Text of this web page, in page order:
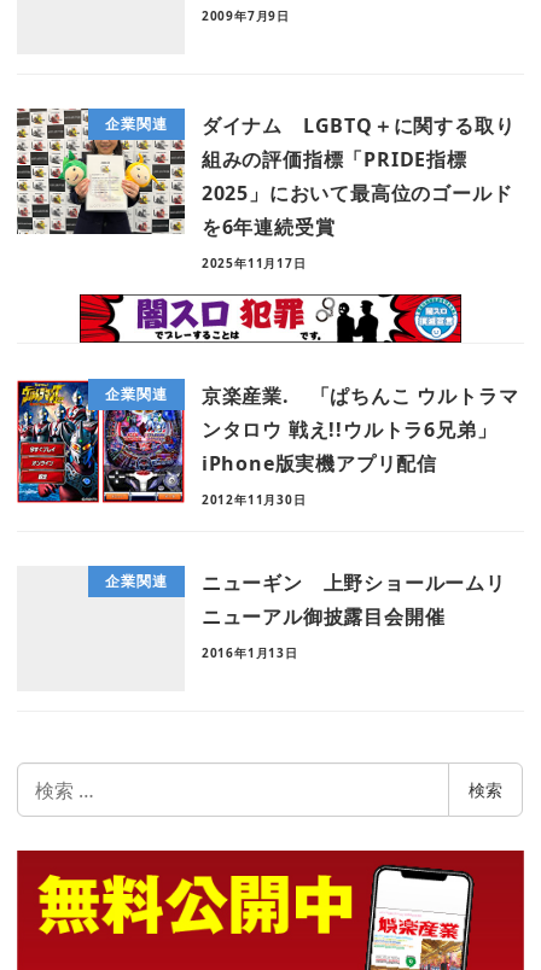
2009年7月9日
企業関連
ダイナム LGBTQ＋に関する取り
組みの評価指標「PRIDE指標
2025」において最⾼位のゴールド
を6年連続受賞
2025年11月17日
企業関連
京楽産業. 「ぱちんこ ウルトラマ
ンタロウ 戦え!!ウルトラ6兄弟」
iPhone版実機アプリ配信
2012年11月30日
企業関連
ニューギン 上野ショールームリ
ニューアル御披露目会開催
2016年1月13日
索
検索